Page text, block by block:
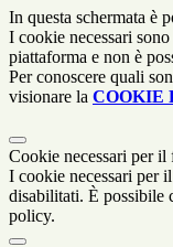
In questa schermata è
I cookie necessari
piattaforma e non è
Per conoscere quali
visionare la COOKIE
Cookie necessari per il
I cookie necessari per
disabilitati. È possibile
policy.